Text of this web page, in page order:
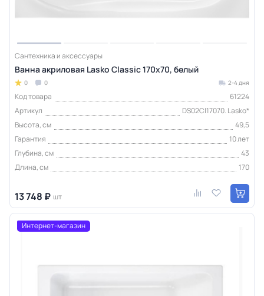
Сантехника и аксессуары
Ванна акриловая Lasko Classic 170х70, белый
0 0 2-4 дня
Код товара
61224
Артикул
DS02Cl17070. Lasko*
Высота, см
49,5
Гарантия
10 лет
Глубина, см
43
Длина, см
170
13 748 ₽ шт
Интернет-магазин